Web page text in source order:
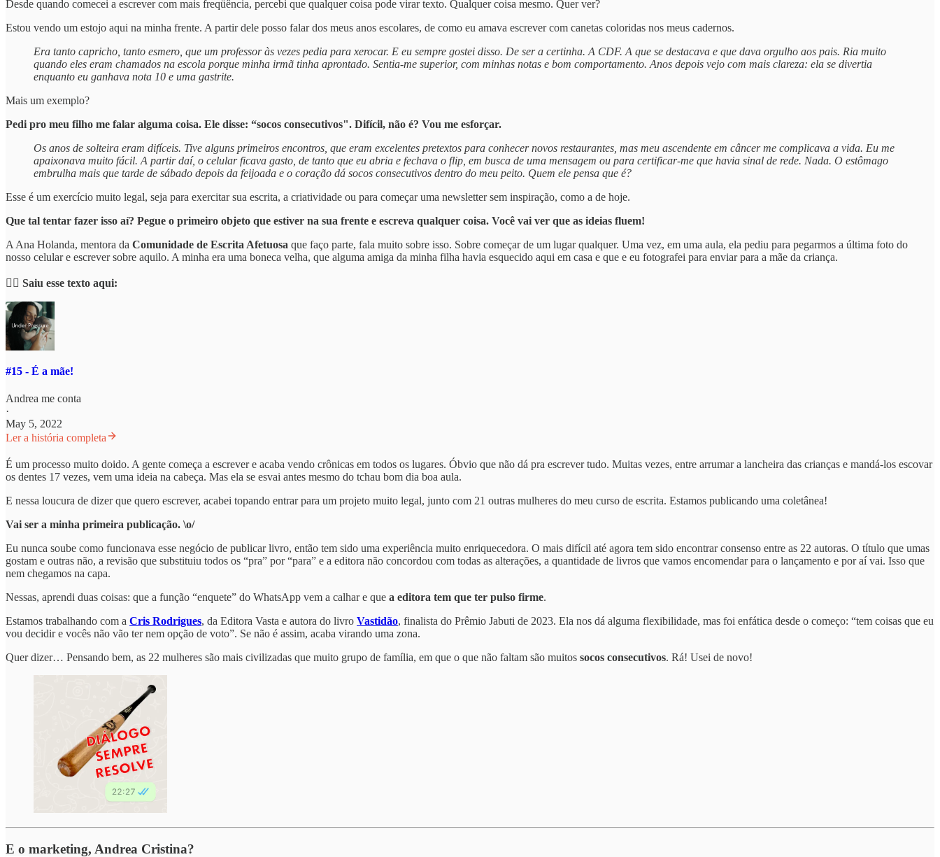
Desde quando comecei a escrever com mais freqüência, percebi que qualquer coisa pode virar texto. Qualquer coisa mesmo. Quer ver?
Estou vendo um estojo aqui na minha frente. A partir dele posso falar dos meus anos escolares, de como eu amava escrever com canetas coloridas nos meus cadernos.
Era tanto capricho, tanto esmero, que um professor às vezes pedia para xerocar. E eu sempre gostei disso. De ser a certinha. A CDF. A que se destacava e que dava orgulho aos pais. Ria muito
quando eles eram chamados na escola porque minha irmã tinha aprontado. Sentia-me superior, com minhas notas e bom comportamento. Anos depois vejo com mais clareza: ela se divertia
enquanto eu ganhava nota 10 e uma gastrite.
Mais um exemplo?
Pedi pro meu filho me falar alguma coisa. Ele disse: “socos consecutivos". Difícil, não é? Vou me esforçar.
Os anos de solteira eram difíceis. Tive alguns primeiros encontros, que eram excelentes pretextos para conhecer novos restaurantes, mas meu ascendente em câncer me complicava a vida. Eu me
apaixonava muito fácil. A partir daí, o celular ficava gasto, de tanto que eu abria e fechava o flip, em busca de uma mensagem ou para certificar-me que havia sinal de rede. Nada. O estômago
embrulha mais que tarde de sábado depois da feijoada e o coração dá socos consecutivos dentro do meu peito. Quem ele pensa que é?
Esse é um exercício muito legal, seja para exercitar sua escrita, a criatividade ou para começar uma newsletter sem inspiração, como a de hoje.
Que tal tentar fazer isso aí? Pegue o primeiro objeto que estiver na sua frente e escreva qualquer coisa. Você vai ver que as ideias fluem!
A Ana Holanda, mentora da Comunidade de Escrita Afetuosa que faço parte, fala muito sobre isso. Sobre começar de um lugar qualquer. Uma vez, em uma aula, ela pediu para pegarmos a última foto do
nosso celular e escrever sobre aquilo. A minha era uma boneca velha, que alguma amiga da minha filha havia esquecido aqui em casa e que e eu fotografei para enviar para a mãe da criança.
👉🏼 Saiu esse texto aqui:
#15 - É a mãe!
Andrea me conta
·
May 5, 2022
Ler a história completa
É um processo muito doido. A gente começa a escrever e acaba vendo crônicas em todos os lugares. Óbvio que não dá pra escrever tudo. Muitas vezes, entre arrumar a lancheira das crianças e mandá-los escovar
os dentes 17 vezes, vem uma ideia na cabeça. Mas ela se esvai antes mesmo do tchau bom dia boa aula.
E nessa loucura de dizer que quero escrever, acabei topando entrar para um projeto muito legal, junto com 21 outras mulheres do meu curso de escrita. Estamos publicando uma coletânea!
Vai ser a minha primeira publicação. \o/
Eu nunca soube como funcionava esse negócio de publicar livro, então tem sido uma experiência muito enriquecedora. O mais difícil até agora tem sido encontrar consenso entre as 22 autoras. O título que umas
gostam e outras não, a revisão que substituiu todos os “pra” por “para” e a editora não concordou com todas as alterações, a quantidade de livros que vamos encomendar para o lançamento e por aí vai. Isso que
nem chegamos na capa.
Nessas, aprendi duas coisas: que a função “enquete” do WhatsApp vem a calhar e que a editora tem que ter pulso firme.
Estamos trabalhando com a Cris Rodrigues, da Editora Vasta e autora do livro Vastidão, finalista do Prêmio Jabuti de 2023. Ela nos dá alguma flexibilidade, mas foi enfática desde o começo: “tem coisas que eu
vou decidir e vocês não vão ter nem opção de voto”. Se não é assim, acaba virando uma zona.
Quer dizer… Pensando bem, as 22 mulheres são mais civilizadas que muito grupo de família, em que o que não faltam são muitos socos consecutivos. Rá! Usei de novo!
E o marketing, Andrea Cristina?